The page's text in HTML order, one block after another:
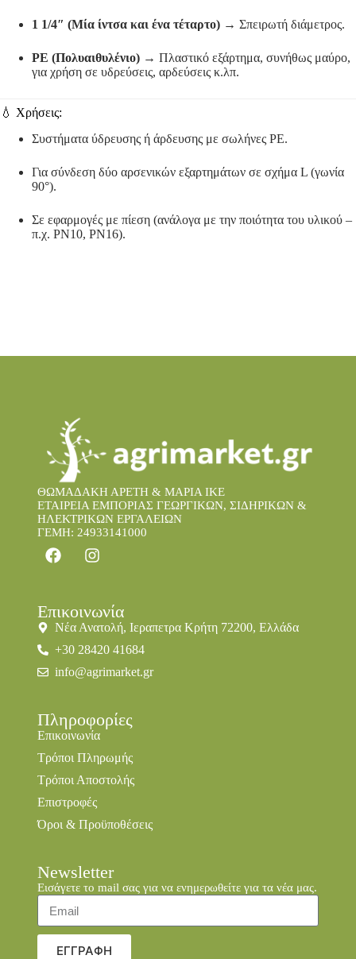
1 1/4″ (Μία ίντσα και ένα τέταρτο) → Σπειρωτή διάμετρος.
ΡΕ (Πολυαιθυλένιο) → Πλαστικό εξάρτημα, συνήθως μαύρο,
για χρήση σε υδρεύσεις, αρδεύσεις κ.λπ.
💧 Χρήσεις:
Συστήματα ύδρευσης ή άρδευσης με σωλήνες PE.
Για σύνδεση δύο αρσενικών εξαρτημάτων σε σχήμα L (γωνία
90°).
Σε εφαρμογές με πίεση (ανάλογα με την ποιότητα του υλικού –
π.χ. PN10, PN16).
ΘΩΜΑΔΑΚΗ ΑΡΕΤΗ & ΜΑΡΙΑ IKE
ΕΤΑΙΡΕΙΑ ΕΜΠΟΡΙΑΣ ΓΕΩΡΓΙΚΩΝ, ΣΙΔΗΡΙΚΩΝ &
ΗΛΕΚΤΡΙΚΩΝ ΕΡΓΑΛΕΙΩΝ
ΓΕΜΗ: 24933141000
Επικοινωνία
Νέα Ανατολή, Ιεραπετρα Κρήτη 72200, Ελλάδα
+30 28420 41684
info@agrimarket.gr
Πληροφορίες
Επικοινωνία
Τρόποι Πληρωμής
Τρόποι Αποστολής
Επιστροφές
Όροι & Προϋποθέσεις
Newsletter
Εισάγετε το mail σας για να ενημερωθείτε για τα νέα μας.
ΕΓΓΡΑΦΗ